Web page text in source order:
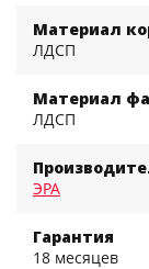
Материал
ЛДСП
Материал
ЛДСП
ЭРА
Гарантия
18 месяцев